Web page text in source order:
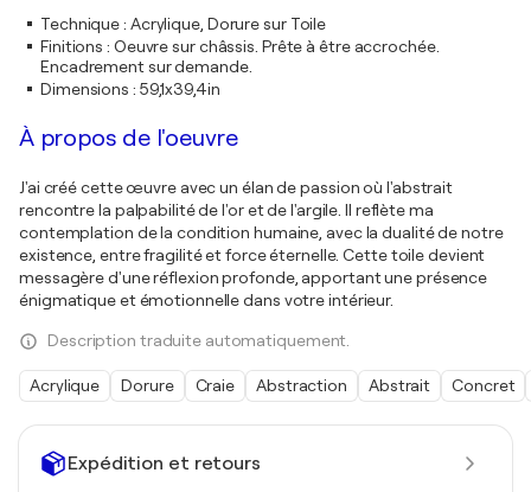
Expédition et retours
Technique: Acrylique, Dorure sur Toile
Finitions : Oeuvre sur châssis. Prête à être accrochée.
Encadrement sur demande.
Dimensions : 59,1x39,4in
À propos de l'oeuvre
J'ai créé cette œuvre avec un élan de passion où l'abstrait
rencontre la palpabilité de l'or et de l'argile. Il reflète ma
contemplation de la condition humaine, avec la dualité de notre
existence, entre fragilité et force éternelle. Cette toile devient
messagère d'une réflexion profonde, apportant une présence
énigmatique et émotionnelle dans votre intérieur.
Description traduite automatiquement.
Acrylique Dorure Craie Abstraction Abstrait Concret